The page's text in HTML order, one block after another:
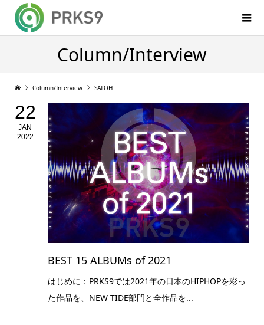
Column/Interview
Column/Interview SATOH
22
JAN
2022
BEST 15 ALBUMs of 2021
はじめに：PRKS9では2021年の日本のHIPHOPを彩っ
た作品を、NEW TIDE部門と全作品を...